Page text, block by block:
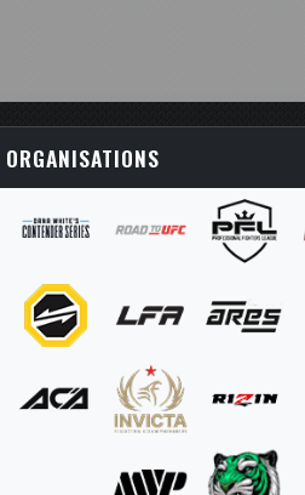
ORGANISATIONS